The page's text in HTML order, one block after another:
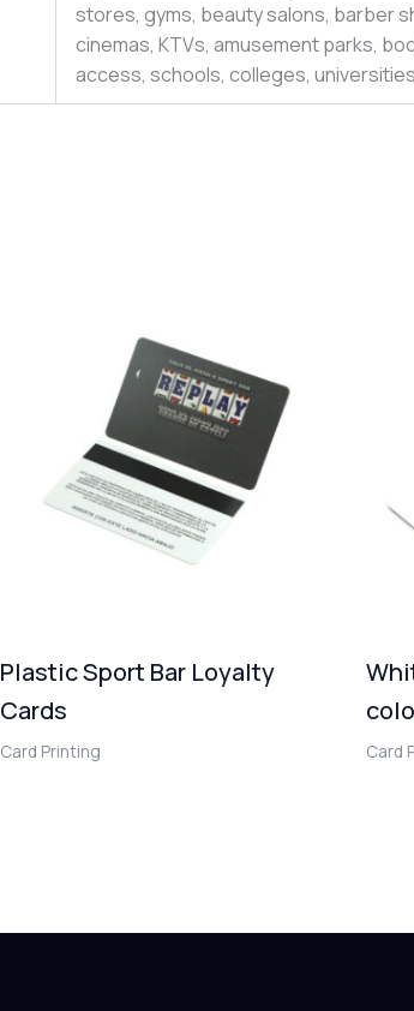
stores, gyms, beauty salons, barber
cinemas, KTVs, amusement parks,
access, schools, colleges, universities
Plastic Sport Bar Loyalty
Cards
Card Printing Card